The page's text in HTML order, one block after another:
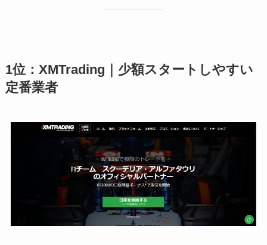
1位：XMTrading｜少額スタートしやすい
定番業者